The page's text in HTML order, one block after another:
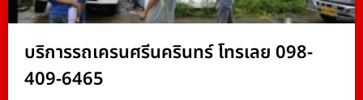
บริการรถเครนศรีนครินทร์ โทรเลย 098-
409-6465